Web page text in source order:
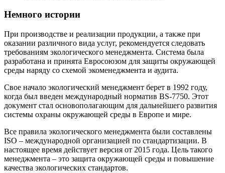
Немного истории
При производстве и реализации продукции, а также при
оказании различного вида услуг, рекомендуется следовать
требованиям экологического менеджмента. Система была
разработана и принята Евросоюзом для защиты окружающей
среды наряду со схемой экоменеджмента и аудита.
Свое начало экологический менеджмент берет в 1992 году,
когда был введен международный норматив BS-7750. Этот
документ стал основополагающим для дальнейшего развития
системы охраны окружающей среды в Европе и мире.
Все правила экологического менеджмента были составлены
ISO – международной организацией по стандартизации. В
настоящее время действует версия от 2015 года. Цель такого
менеджмента – это защита окружающей среды и повышение
качества экологических стандартов.